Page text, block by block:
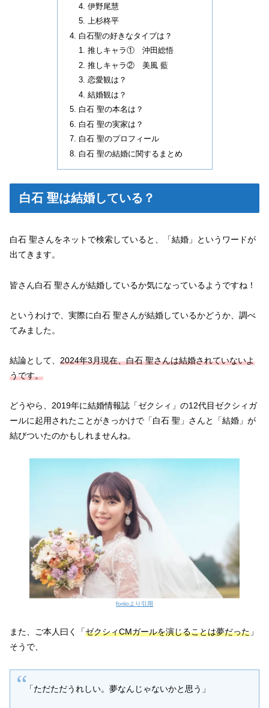
伊野尾慧
上杉柊平
白石聖の好きなタイプは？
推しキャラ① 沖田総悟
推しキャラ② 美風 藍
恋愛観は？
結婚観は？
白石 聖の本名は？
白石 聖の実家は？
白石 聖のプロフィール
白石 聖の結婚に関するまとめ
白石 聖は結婚している？
白石 聖さんをネットで検索していると、「結婚」というワードが
出てきます。
皆さん白石 聖さんが結婚しているか気になっているようですね！
というわけで、実際に白石 聖さんが結婚しているかどうか、調べ
てみました。
結論として、 2024年3月現在、白石 聖さんは結婚されていないよ
うです。
どうやら、2019年に結婚情報誌「ゼクシィ」の12代目ゼクシィガ
ールに起用されたことがきっかけで「白石 聖」さんと「結婚」が
結びついたのかもしれませんね。
foriioより引用
また、ご本人曰く「ゼクシィCMガールを演じることは夢だった 」
そうで、
「ただただうれしい。夢なんじゃないかと思う」